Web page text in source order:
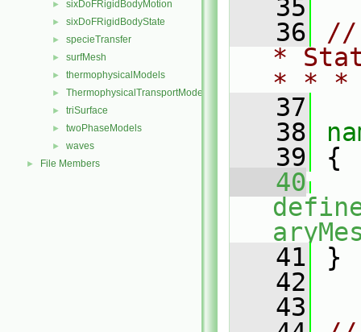
► sixDoFRigidBodyMotion
► sixDoFRigidBodyState
► specieTransfer
► surfMesh
► thermophysicalModels
► ThermophysicalTransportModels
► triSurface
► twoPhaseModels
► waves
► File Members
   35
   36
//
*
* *
   37
   38
   39
{
   40
   41
}
   42
   43